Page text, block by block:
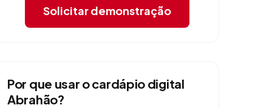
Solicitar demonstração
Por que usar o cardápio digital
Abrahão?